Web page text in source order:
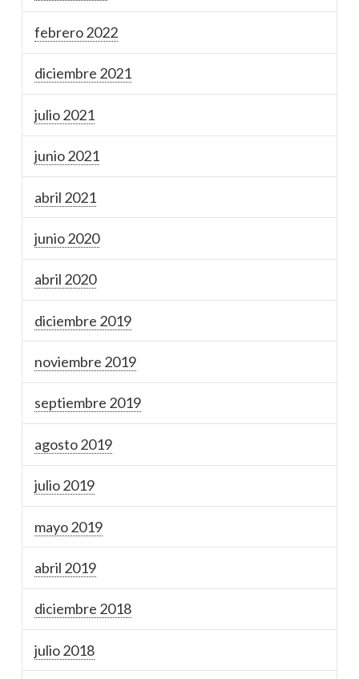
febrero 2022
diciembre 2021
julio 2021
junio 2021
abril 2021
junio 2020
abril 2020
diciembre 2019
noviembre 2019
septiembre 2019
agosto 2019
julio 2019
mayo 2019
abril 2019
diciembre 2018
julio 2018